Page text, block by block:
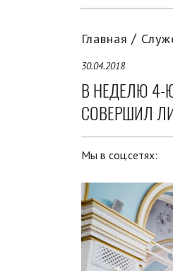
Главная
30.04.2018
В НЕДЕЛЮ 4-
СОВЕРШИЛ
Мы в соц.сетях: